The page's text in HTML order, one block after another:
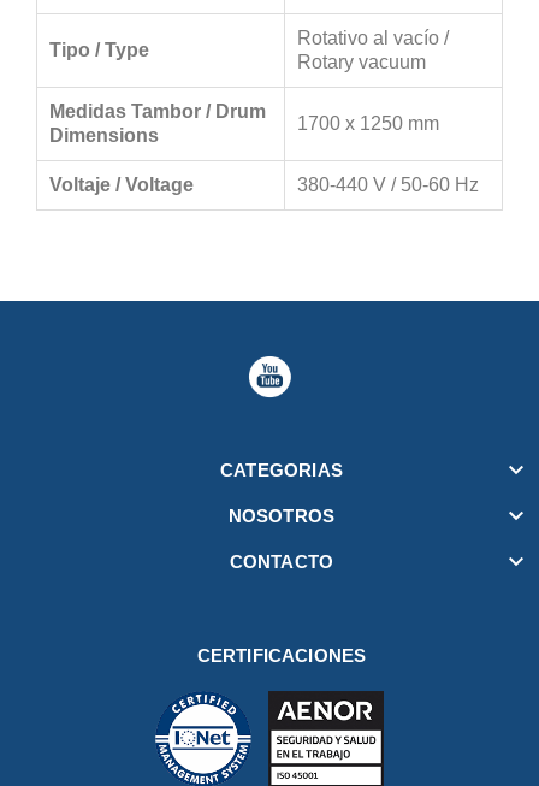
Tipo / Type
Rotativo al vacío /
Rotary vacuum
Medidas Tambor / Drum
Dimensions
1700 x 1250 mm
Voltaje / Voltage 380-440 V / 50-60 Hz
CATEGORIAS 
NOSOTROS 
CONTACTO 
CERTIFICACIONES